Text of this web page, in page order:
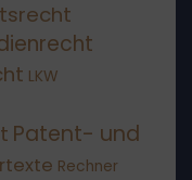
LKW
Patent- und
Rechner